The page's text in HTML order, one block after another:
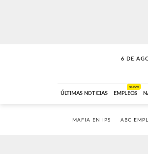
6 DE
ÚLTIMAS NOTICIAS EMPLEOS
NUEVO
MAFIA EN IPS ABC